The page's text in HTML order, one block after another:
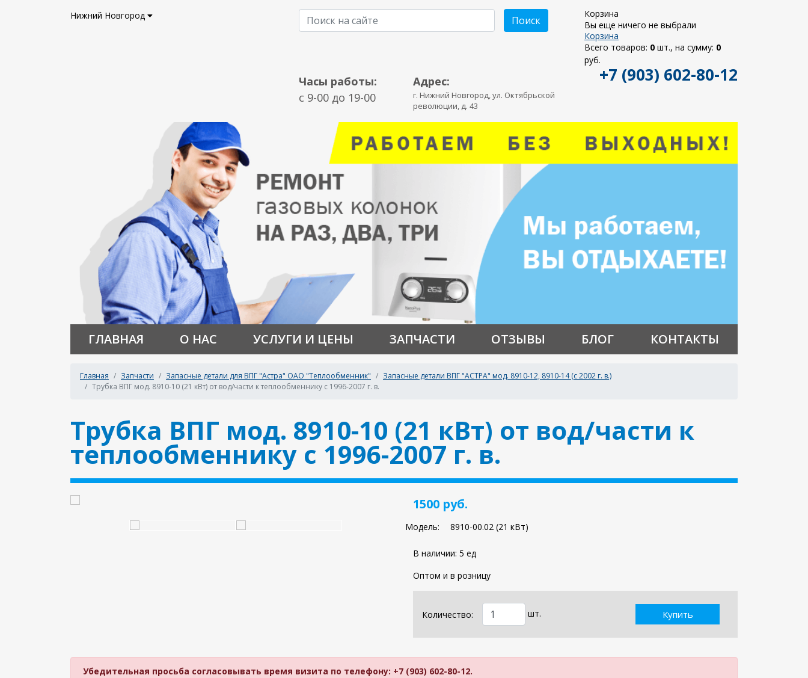
Нижний Новгород Поиск
Корзина
Вы еще ничего не выбрали
Корзина
Всего товаров: 0 шт., на сумму: 0
руб.
Часы работы:
c 9-00 до 19-00
Адрес:
г. Нижний Новгород, ул. Октябрьской
революции, д. 43
+7 (903) 602-80-12
ГЛАВНАЯ О НАС УСЛУГИ И ЦЕНЫ ЗАПЧАСТИ ОТЗЫВЫ БЛОГ КОНТАКТЫ
Главная Запчасти Запасные детали для ВПГ "Астра" ОАО "Теплообменник"
Запасные детали ВПГ "АСТРА" мод. 8910-12, 8910-14 (с 2002 г. в.)
Трубка ВПГ мод. 8910-10 (21 кВт) от вод/части к теплообменнику с 1996-2007 г. в.
Трубка ВПГ мод. 8910-10 (21 кВт) от вод/части к
теплообменнику с 1996-2007 г. в.
1500 руб.
Модель: 8910-00.02 (21 кВт)
В наличии: 5 ед
Оптом и в розницу
Количество: шт. Купить
Убедительная просьба согласовывать время визита по телефону: +7 (903) 602-80-12.